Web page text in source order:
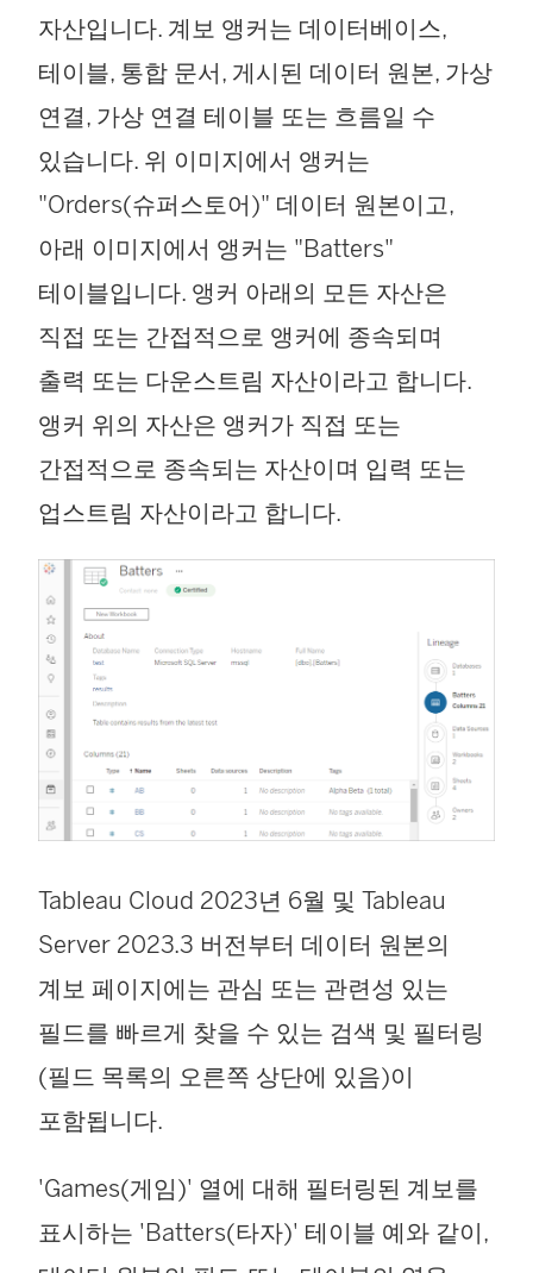
자산입니다. 계보 앵커는 데이터베이스,
테이블, 통합 문서, 게시된 데이터 원본, 가상
연결, 가상 연결 테이블 또는 흐름일 수
있습니다. 위 이미지에서 앵커는
"Orders(슈퍼스토어)" 데이터 원본이고,
아래 이미지에서 앵커는 "Batters"
테이블입니다. 앵커 아래의 모든 자산은
직접 또는 간접적으로 앵커에 종속되며
출력 또는 다운스트림 자산이라고 합니다.
앵커 위의 자산은 앵커가 직접 또는
간접적으로 종속되는 자산이며 입력 또는
업스트림 자산이라고 합니다.
Tableau Cloud 2023년 6월 및 Tableau
Server 2023.3 버전부터 데이터 원본의
계보 페이지에는 관심 또는 관련성 있는
필드를 빠르게 찾을 수 있는 검색 및 필터링
(필드 목록의 오른쪽 상단에 있음)이
포함됩니다.
'Games(게임)' 열에 대해 필터링된 계보를
표시하는 'Batters(타자)' 테이블 예와 같이,